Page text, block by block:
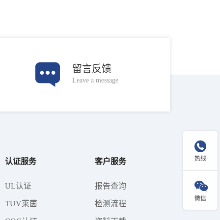
留言反馈
Leave a message
认证服务
UL认证
TUV莱茵
客户服务
报告查询
检测流程

热线

微信